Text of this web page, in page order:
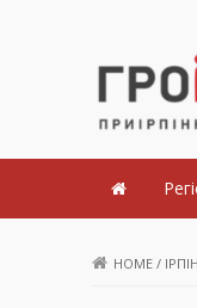
HOME /